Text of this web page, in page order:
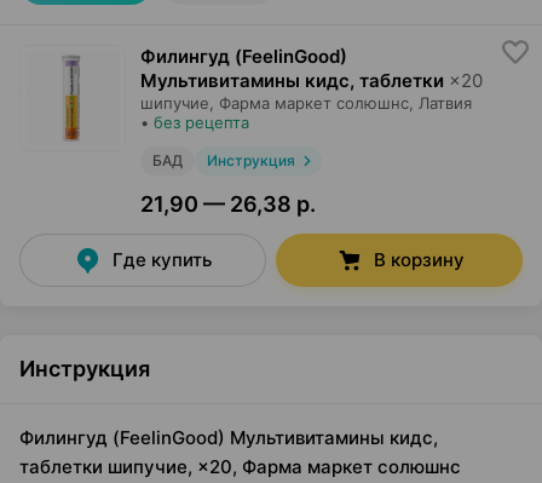
Филингуд (FeelinGood)
Мультивитамины кидс, таблетки ×20
шипучие, Фарма маркет солюшнс , Латвия
• без рецепта
БАД Инструкция
21,90 — 26,38 р.
Где купить В корзину
Инструкция
Филингуд (FeelinGood) Мультивитамины кидс,
таблетки шипучие, ×20, Фарма маркет солюшнс